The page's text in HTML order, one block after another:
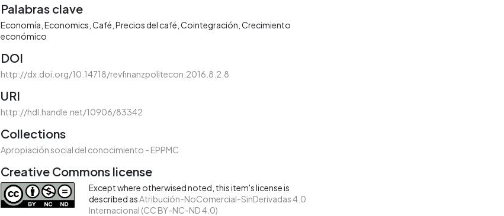
Palabras clave
Economía Economics Café Precios del café Cointegración Crecimiento
económico
DOI
http://dx.doi.org/10.14718/revfinanzpolitecon.2016.8.2.8
URI
http://hdl.handle.net/10906/83342
Collections
Apropiación social del conocimiento - EPPMC
Creative Commons license
Except where otherwised noted, this item's license is
described as Atribución-NoComercial-SinDerivadas 4.0
Internacional (CC BY-NC-ND 4.0)